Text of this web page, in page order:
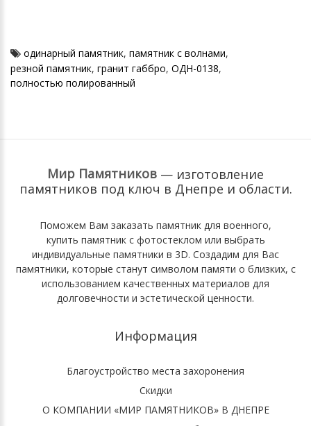
одинарный памятник, памятник с волнами,
резной памятник, гранит габбро, ОДН-0138,
полностью полированный
Мир Памятников — изготовление
памятников под ключ в Днепре и области.
Поможем Вам заказать памятник для военного,
купить памятник с фотостеклом или выбрать
индивидуальные памятники в 3D. Cоздадим для Вас
памятники, которые станут символом памяти о близких, с
использованием качественных материалов для
долговечности и эстетической ценности.
Информация
Благоустройство места захоронения
Скидки
О КОМПАНИИ «МИР ПАМЯТНИКОВ» В ДНЕПРЕ